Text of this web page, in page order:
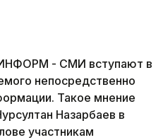
- СМИ вступают в
непосредственно
Такое мнение
Назарбаев в
участникам